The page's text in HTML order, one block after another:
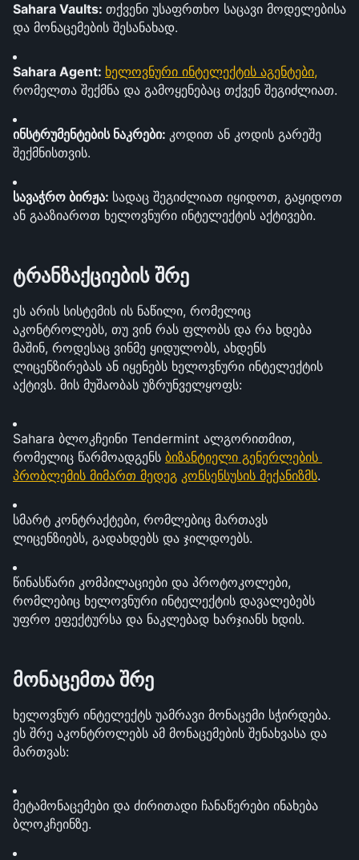
Sahara Vaults: თქვენი უსაფრთხო საცავი მოდელებისა
და მონაცემების შესანახად.
Sahara Agent: ხელოვნური ინტელექტის აგენტები,
რომელთა შექმნა და გამოყენებაც თქვენ შეგიძლიათ.
ინსტრუმენტების ნაკრები: კოდით ან კოდის გარეშე
შექმნისთვის.
სავაჭრო ბირჟა: სადაც შეგიძლიათ იყიდოთ, გაყიდოთ
ან გააზიაროთ ხელოვნური ინტელექტის აქტივები.
ტრანზაქციების შრე
ეს არის სისტემის ის ნაწილი, რომელიც
აკონტროლებს, თუ ვინ რას ფლობს და რა ხდება
მაშინ, როდესაც ვინმე ყიდულობს, ახდენს
ლიცენზირებას ან იყენებს ხელოვნური ინტელექტის
აქტივს. მის მუშაობას უზრუნველყოფს:
Sahara ბლოკჩეინი Tendermint ალგორითმით,
რომელიც წარმოადგენს ბიზანტიელი გენერლების
პრობლემის მიმართ მედეგ კონსენსუსის მექანიზმს.
სმარტ კონტრაქტები, რომლებიც მართავს
ლიცენზიებს, გადახდებს და ჯილდოებს.
წინასწარი კომპილაციები და პროტოკოლები,
რომლებიც ხელოვნური ინტელექტის დავალებებს
უფრო ეფექტურსა და ნაკლებად ხარჯიანს ხდის.
მონაცემთა შრე
ხელოვნურ ინტელექტს უამრავი მონაცემი სჭირდება.
ეს შრე აკონტროლებს ამ მონაცემების შენახვასა და
მართვას:
მეტამონაცემები და ძირითადი ჩანაწერები ინახება
ბლოკჩეინზე.